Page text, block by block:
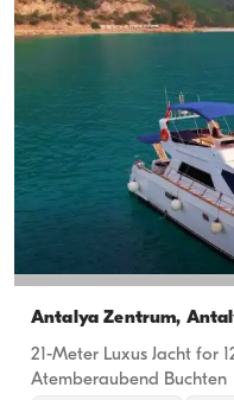
Antalya Zentrum,
21-Meter Luxus Jacht for
Atemberaubend Buchten